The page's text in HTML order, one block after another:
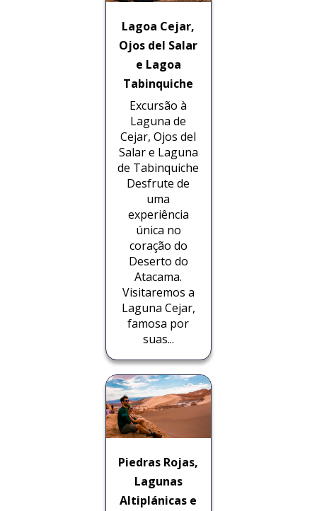
Lagoa Cejar,
Ojos del Salar
e Lagoa
Tabinquiche
Excursão à
Laguna de
Cejar, Ojos del
Salar e Laguna
de Tabinquiche
Desfrute de
uma
experiência
única no
coração do
Deserto do
Atacama.
Visitaremos a
Laguna Cejar,
famosa por
suas...
Piedras Rojas,
Lagunas
Altiplánicas e